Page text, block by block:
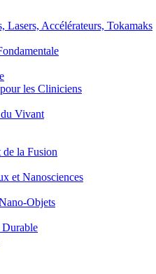
Accélérateurs, Tokamaks
les Cliniciens
Vivant
la Fusion
et Nanosciences
Objets